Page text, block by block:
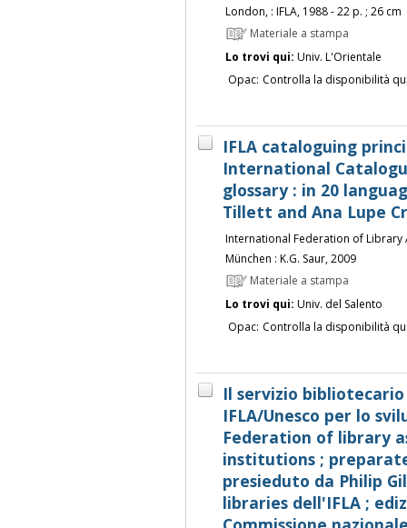
London, : IFLA, 1988 - 22 p. ; 26 cm
Materiale a stampa
Lo trovi qui: Univ. L'Orientale
Opac: Controlla la disponibilità
IFLA cataloguing
International
glossary : in 20
Tillett and Ana Lupe
International Federation of
München : K.G. Saur, 2009
Materiale a stampa
Lo trovi qui: Univ. del Salento
Opac: Controlla la disponibilità
Il servizio
IFLA/Unesco per lo
Federation of library
institutions ;
presieduto da Philip
libraries dell'IFLA ;